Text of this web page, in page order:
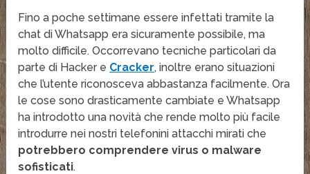
Fino a poche settimane essere infettati tramite la
chat di Whatsapp era sicuramente possibile, ma
molto difficile. Occorrevano tecniche particolari da
parte di Hacker e Cracker, inoltre erano situazioni
che l’utente riconosceva abbastanza facilmente. Ora
le cose sono drasticamente cambiate e Whatsapp
ha introdotto una novità che rende molto più facile
introdurre nei nostri telefonini attacchi mirati che
potrebbero comprendere virus o malware
sofisticati.